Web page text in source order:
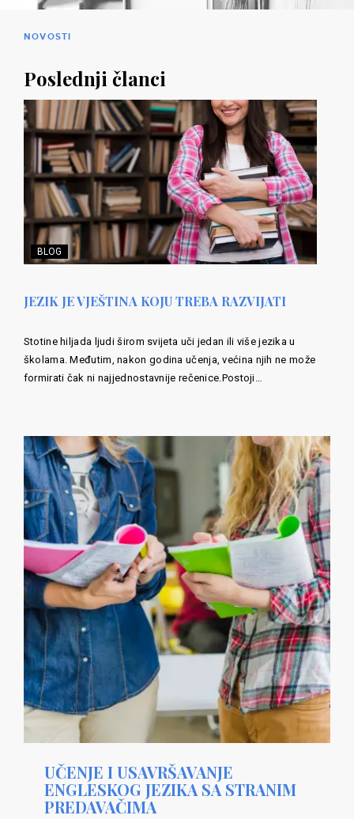
NOVOSTI
Poslednji članci
BLOG
JEZIK JE VJEŠTINA KOJU TREBA RAZVIJATI
Stotine hiljada ljudi širom svijeta uči jedan ili više jezika u
školama. Međutim, nakon godina učenja, većina njih ne može
formirati čak ni najjednostavnije rečenice.Postoji…
UČENJE I USAVRŠAVANJE
ENGLESKOG JEZIKA SA STRANIM
PREDAVAČIMA